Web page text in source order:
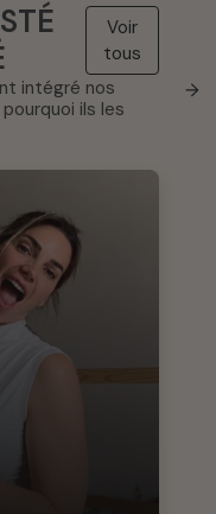
Voir
tous
→
intégré nos
ils les